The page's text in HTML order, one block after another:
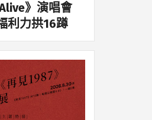
》演唱會
利力拱16蹲